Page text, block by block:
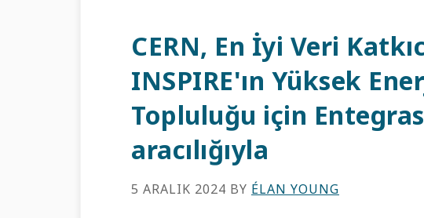
CERN, En İyi Veri
INSPIRE'ın Yüksek
Topluluğu için
aracılığıyla
5 ARALIK 2024 BY ÉLAN YOUNG